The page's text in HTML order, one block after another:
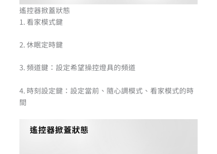
遙控器掀蓋狀態
1. 看家模式鍵
2. 休眠定時鍵
3. 頻道鍵：設定希望操控燈具的頻道
4. 時刻設定鍵：設定當前、隨心調模式、看家模式的時
間